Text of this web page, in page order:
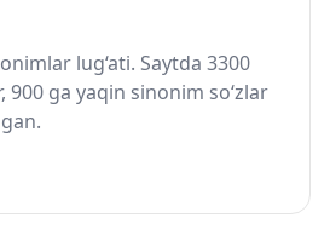
lug‘ati. Saytda 3300
900 ga yaqin sinonim so‘zlar